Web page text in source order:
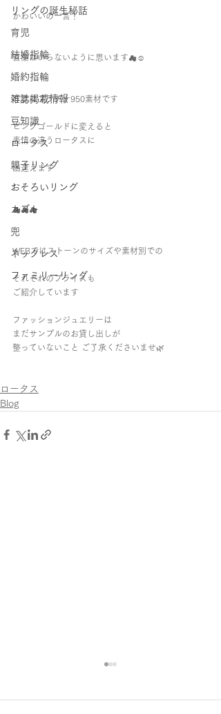
リングの誕生秘話
育児
結婚指輪
婚約指輪
雑誌掲載情報
豆知識
ロータス
親子リング
おそろいリング
カブト
兜
ネックレス
ファミリーリング
かわいいの一言！
言葉はいらないように思います☁︎☺︎︎
写真はプラチナ950素材です
ピンクゴールドに変えると
表情の違うロータスに
出逢えます
☁︎☁︎☁︎
WEBではストーンのサイズや素材別での
それぞれのプライスも
ご紹介しています
ファッションジュエリーは
まだサンプルのお貸し出しが
整っていないこと ご了承くださいませ🌿
ロータス
Blog